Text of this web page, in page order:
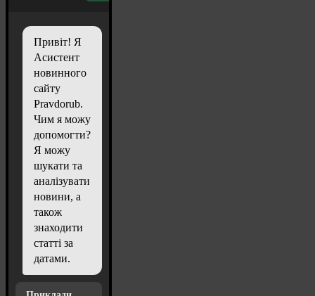
Привіт! Я
Асистент
новинного
сайту
Pravdorub.
Чим я можу
допомогти?
Я можу
шукати та
аналізувати
новини, а
також
знаходити
статті за
датами.